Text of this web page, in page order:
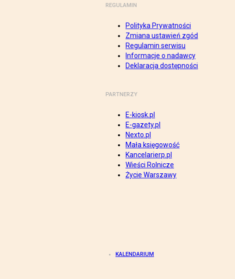
REGULAMIN
Polityka Prywatności
Zmiana ustawień zgód
Regulamin serwisu
Informacje o nadawcy
Deklaracja dostępności
PARTNERZY
E-kiosk.pl
E-gazety.pl
Nexto.pl
Mała księgowość
Kancelarierp.pl
Wieści Rolnicze
Życie Warszawy
KALENDARIUM